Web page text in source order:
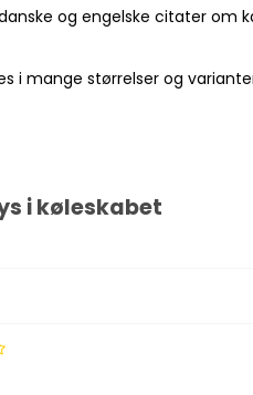
og engelske citater om
i mange størrelser og
i køleskabet